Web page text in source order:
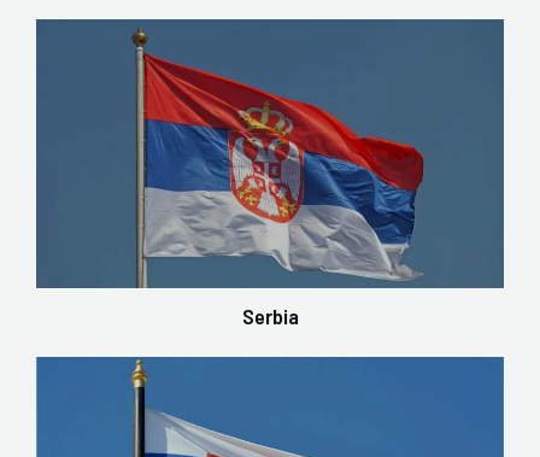
Serbia